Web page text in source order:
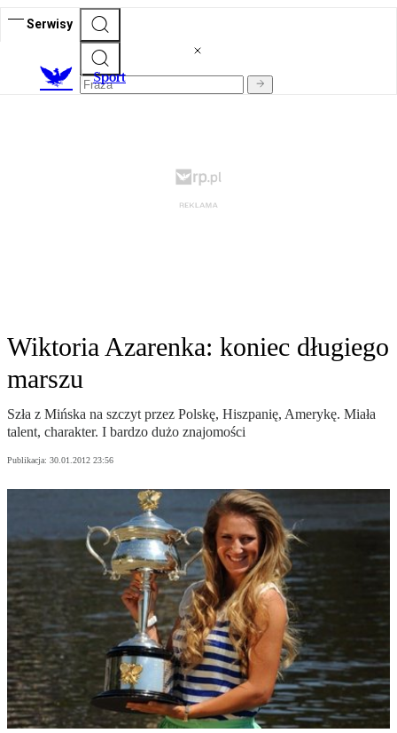
Serwisy
Sport
Wiktoria Azarenka: koniec długiego
marszu
Szła z Mińska na szczyt przez Polskę, Hiszpanię, Amerykę. Miała
talent, charakter. I bardzo dużo znajomości
Publikacja: 30.01.2012 23:56